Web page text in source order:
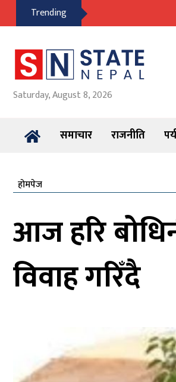
Trending
Saturday, August 8, 2026
समाचार राजनीति
होमपेज
आज हरि
विवाह गरिँदै